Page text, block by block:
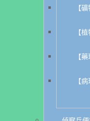
【
【
【
【